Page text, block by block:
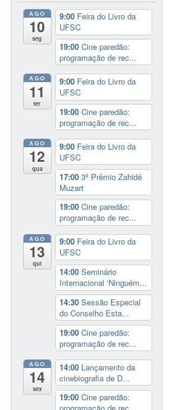
AGO
10
seg
9:00 Feira do Livro da
UFSC
19:00 Cine paredão:
programação de rec...
AGO
11
ter
9:00 Feira do Livro da
UFSC
19:00 Cine paredão:
programação de rec...
AGO
12
qua
9:00 Feira do Livro da
UFSC
17:00 3º Prêmio Zahidé
Muzart
19:00 Cine paredão:
programação de rec...
AGO
13
qui
9:00 Feira do Livro da
UFSC
14:00 Seminário
Internacional ‘Ninguém...
14:30 Sessão Especial
do Conselho Esta...
19:00 Cine paredão:
programação de rec...
AGO
14
sex
14:00 Lançamento da
cinebiografia de D...
19:00 Cine paredão: